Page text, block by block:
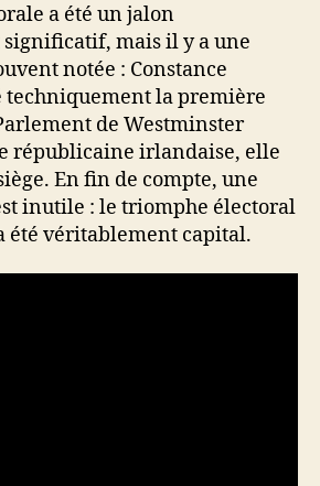
a été un jalon
mais il y a une
notée : Constance
techniquement la première
de Westminster
républicaine irlandaise, elle
En fin de compte, une
inutile : le triomphe électoral
été véritablement capital.